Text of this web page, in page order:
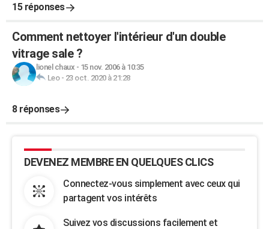
15 réponses
Comment nettoyer l'intérieur d'un double
vitrage sale ?
lionel chaux - 15 nov. 2006 à 10:35
Leo- 23 oct. 2020 à 21:28
8 réponses
DEVENEZ MEMBRE EN QUELQUES CLICS
Connectez-vous simplement avec ceux qui
partagent vos intérêts
Suivez vos discussions facilement et